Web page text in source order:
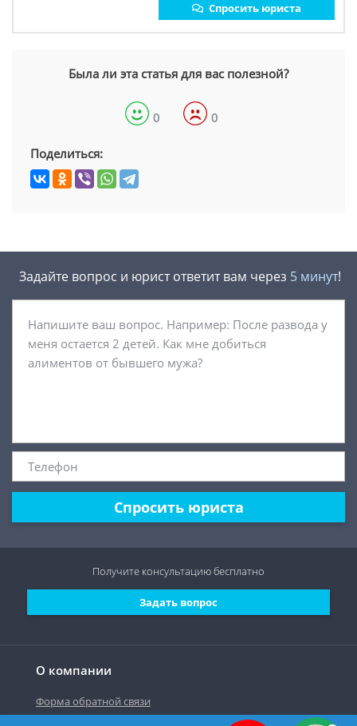
Спросить юриста
Была ли эта статья для вас полезной?
0 0
Поделиться:
Задайте вопрос и юрист ответит вам через 5 минут!
Спросить юриста
О компании
Форма обратной связи
Задать вопрос
Получите консультациюбесплатно